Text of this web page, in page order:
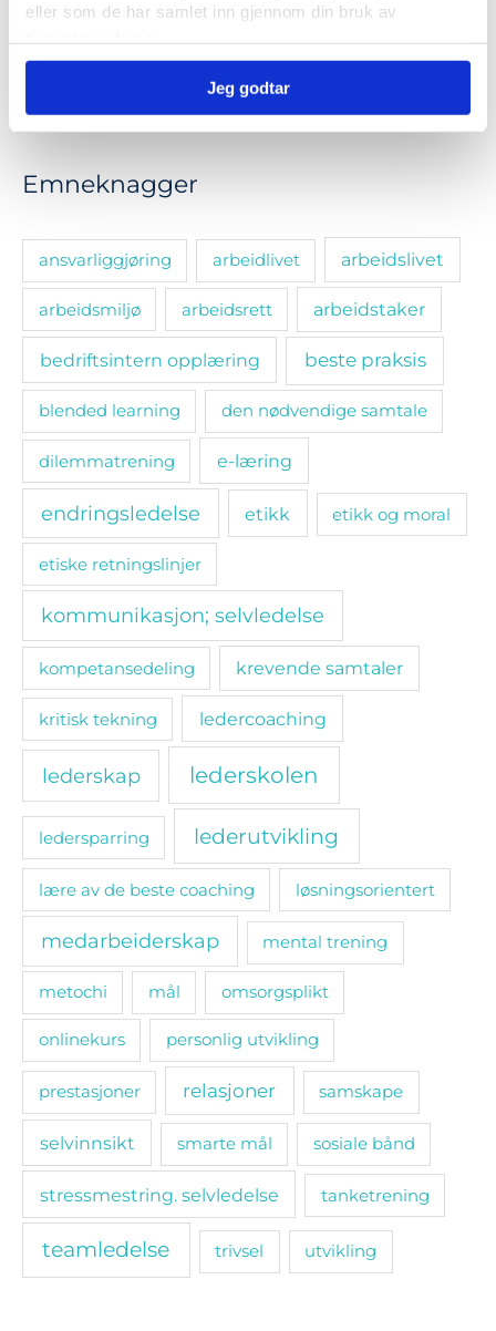
eller som de har samlet inn gjennom din bruk av
Jeg godtar
Linker
Emneknagger
ansvarliggjøring arbeidlivet arbeidslivet
arbeidsmiljø arbeidsrett arbeidstaker
bedriftsintern opplæring beste praksis
blended learning den nødvendige samtale
dilemmatrening e-læring
endringsledelse etikk etikk og moral
etiske retningslinjer
kommunikasjon; selvledelse
kompetansedeling krevende samtaler
kritisk tekning ledercoaching
lederskap lederskolen
ledersparring lederutvikling
lære av de beste coaching løsningsorientert
medarbeiderskap mental trening
metochi mål omsorgsplikt
onlinekurs personlig utvikling
prestasjoner relasjoner samskape
selvinnsikt smarte mål sosiale bånd
stressmestring. selvledelse tanketrening
teamledelse trivsel utvikling